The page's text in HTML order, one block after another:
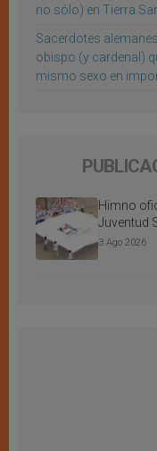
no sólo) en Tierra
Sacerdotes
obispo (y cardenal)
mismo sexo en
Himno
Juventud
3 Ago 2026